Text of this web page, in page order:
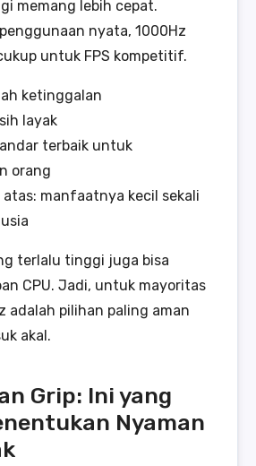
memang lebih cepat.
nyata, 1000Hz
untuk FPS kompetitif.
ketinggalan
layak
terbaik untuk
orang
atas: manfaatnya kecil sekali
terlalu tinggi juga bisa
CPU. Jadi, untuk mayoritas
adalah pilihan paling aman
akal.
Grip: Ini yang
Nyaman